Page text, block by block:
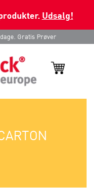
Udsalg!
Gratis Prøver